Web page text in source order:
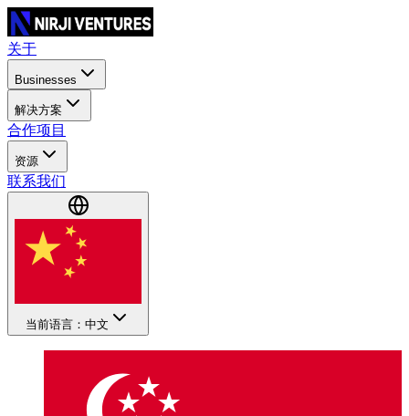
关于
Businesses
解决方案
合作项目
资源
联系我们
当前语言：中文